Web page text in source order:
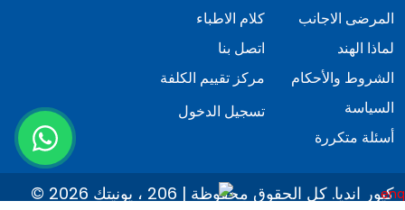
المرضى الاجانب
لماذا الهند
الشروط والأحكام
السياسة
أسئلة متكررة
كلام الاطباء
اتصل بنا
مركز تقييم الكلفة
تسجيل الدخول
© 2026 كيور انديا. كل الحقوق محفوظة | 206 ، يونيتك